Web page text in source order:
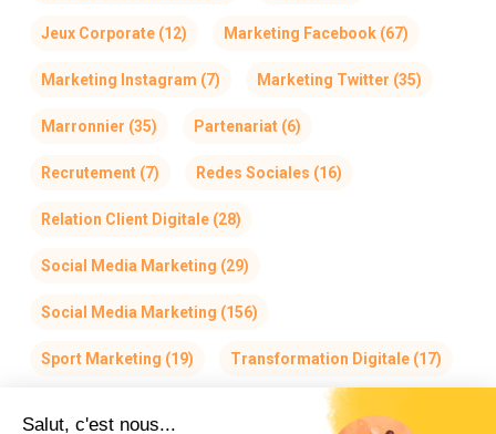
Salut, c'est nous...
Jeux Corporate(12) Marketing Facebook(67)
Marketing Instagram (7) Marketing Twitter (35)
Marronnier (35) Partenariat(6)
Recrutement(7) Redes Sociales (16)
Relation Client Digitale(28)
Social Media Marketing (29)
Social Media Marketing (156)
Sport Marketing (19) Transformation Digitale(17)